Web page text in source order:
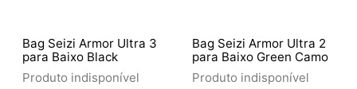
Bag Seizi Armor Ultra 3
para Baixo Black
Produto indisponível
Bag Seizi Armor Ultra 2
para Baixo Green Camo
Produto indisponível